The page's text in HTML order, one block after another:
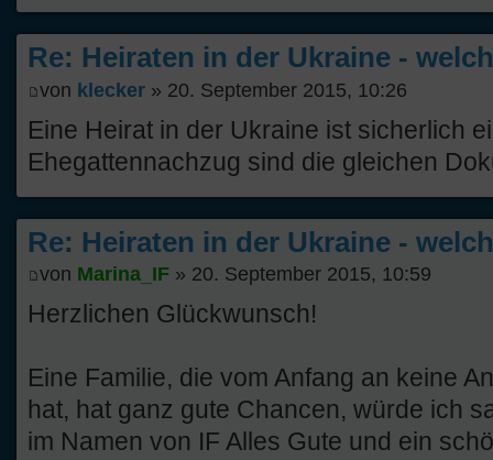
Re: Heiraten in der Ukraine -
von klecker » 20. September 2015, 10:26
Eine Heirat in der Ukraine ist sicherlich
Ehegattennachzug sind die gleichen
Re: Heiraten in der Ukraine -
von Marina_IF » 20. September 2015, 10:59
Herzlichen Glückwunsch!
Eine Familie, die vom Anfang an keine
hat, hat ganz gute Chancen, würde ich
im Namen von IF Alles Gute und ein